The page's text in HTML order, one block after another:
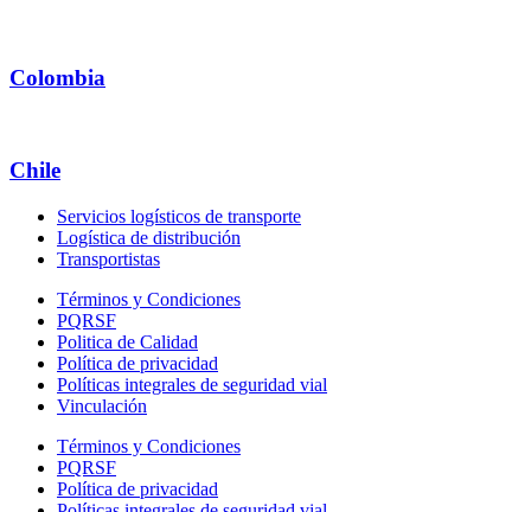
Colombia
Chile
Servicios logísticos de transporte
Logística de distribución
Transportistas
Términos y Condiciones
PQRSF
Politica de Calidad
Política de privacidad
Políticas integrales de seguridad vial
Vinculación
Términos y Condiciones
PQRSF
Política de privacidad